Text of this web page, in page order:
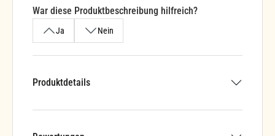
War diese Produktbeschreibung hilfreich?
Ja Nein
Produktdetails